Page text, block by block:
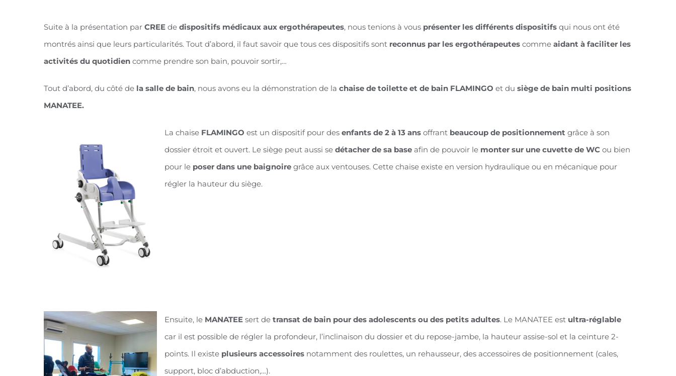
Suite à la présentation par CREE de dispositifs médicaux aux ergothérapeutes, nous tenions à vous présenter les différents dispositifs qui nous ont été
montrés ainsi que leurs particularités. Tout d’abord, il faut savoir que tous ces dispositifs sont reconnus par les ergothérapeutes comme aidant à faciliter les
activités du quotidien comme prendre son bain, pouvoir sortir,…
Tout d’abord, du côté de la salle de bain, nous avons eu la démonstration de la chaise de toilette et de bain FLAMINGO et du siège de bain multi positions
MANATEE.
La chaise FLAMINGO est un dispositif pour des enfants de 2 à 13 ans offrant beaucoup de positionnement grâce à son
dossier étroit et ouvert. Le siège peut aussi se détacher de sa base afin de pouvoir le monter sur une cuvette de WC ou bien
pour le poser dans une baignoire grâce aux ventouses. Cette chaise existe en version hydraulique ou en mécanique pour
régler la hauteur du siège.
Ensuite, le MANATEE sert de transat de bain pour des adolescents ou des petits adultes. Le MANATEE est ultra-réglable
car il est possible de régler la profondeur, l’inclinaison du dossier et du repose-jambe, la hauteur assise-sol et la ceinture 2-
points. Il existe plusieurs accessoires notamment des roulettes, un rehausseur, des accessoires de positionnement (cales,
support, bloc d’abduction,…).